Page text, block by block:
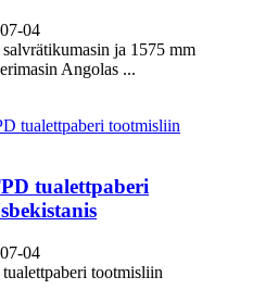
04
ja 1575 mm
Angolas ...
tualettpaberi
04
tootmisliin